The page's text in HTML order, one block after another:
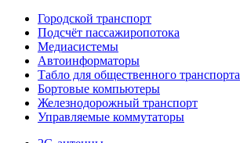
Городской транспорт
Подсчёт пассажиропотока
Медиасистемы
Автоинформаторы
Табло для общественного транспорта
Бортовые компьютеры
Железнодорожный транспорт
Управляемые коммутаторы